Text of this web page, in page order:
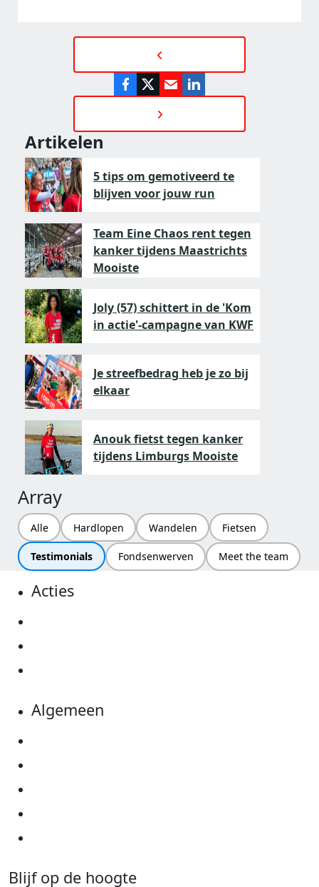
Artikelen
5 tips om gemotiveerd te
blijven voor jouw run
Team Eine Chaos rent tegen
kanker tijdens Maastrichts
Mooiste
Joly (57) schittert in de 'Kom
in actie'-campagne van KWF
Je streefbedrag heb je zo bij
elkaar
Anouk fietst tegen kanker
tijdens Limburgs Mooiste
Array
Alle Hardlopen Wandelen Fietsen
Testimonials Fondsenwerven Meet the team
Acties
Algemeen
Blijf op de hoogte